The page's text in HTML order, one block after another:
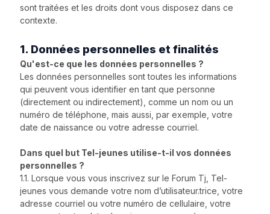
sont traitées et les droits dont vous disposez dans ce
contexte.
1. Données personnelles et finalités
Qu'est-ce que les données personnelles ?
Les données personnelles sont toutes les informations
qui peuvent vous identifier en tant que personne
(directement ou indirectement), comme un nom ou un
numéro de téléphone, mais aussi, par exemple, votre
date de naissance ou votre adresse courriel.
Dans quel but Tel-jeunes utilise-t-il vos données
personnelles ?
1.1. Lorsque vous vous inscrivez sur le Forum Tj, Tel-
jeunes vous demande votre nom d’utilisateur.trice, votre
adresse courriel ou votre numéro de cellulaire, votre